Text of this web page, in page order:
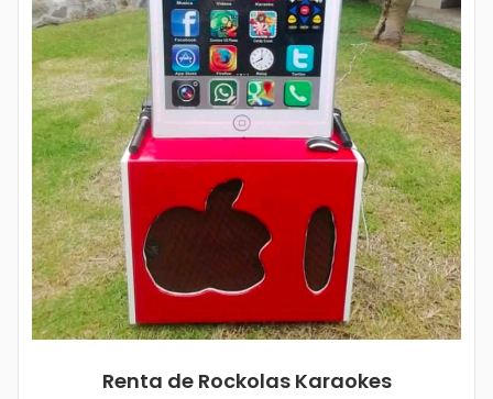
Renta de Rockolas Karaokes